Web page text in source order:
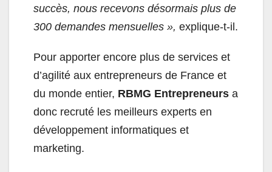
succès, nous recevons désormais plus de
300 demandes mensuelles », explique-t-il.
Pour apporter encore plus de services et
d’agilité aux entrepreneurs de France et
du monde entier, RBMG Entrepreneurs a
donc recruté les meilleurs experts en
développement informatiques et
marketing.